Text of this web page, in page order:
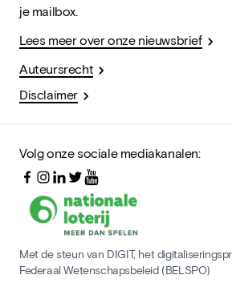
je mailbox.
Lees meer over onze nieuwsbrief
Auteursrecht
Disclaimer
Volg onze sociale mediakanalen:
Met de steun van DIGIT, het
Federaal Wetenschapsbeleid (BELSPO)